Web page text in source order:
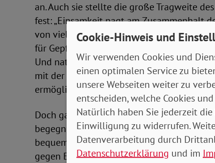
an. Auch sie stellte die große Tragweite
fest: „Einsamkeit nagt am Zusammenhalt
von vielen Faktoren bestimmt, sie stellte
für Gepflegte als auch für pflegende
Und natürlich befördere gerade Armut
mit der Kindergrundsicherung Abhilfe
ermöglichen und verdeckte Armut
Doch ganz konkret benötigten Menschen
begegnen könnten. Diese müssten in
bequem zu erreichen sein. Noch in
gegen Einsamkeit beschließen, kündigte
Cookie-Hinweis und
Wir verwenden Cookies und
einen optimalen Service zu
unsere Webseiten weiter zu
entscheiden, welche Cookies
Natürlich haben Sie jederzeit
Einwilligung zu widerrufen.
Datenverarbeitung durch
Datenschutzerklärung und im